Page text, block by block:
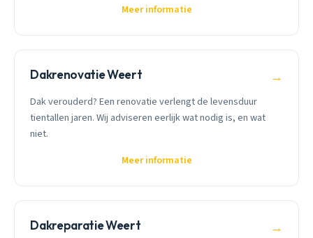
Meer informatie
Dakrenovatie Weert →
Dak verouderd? Een renovatie verlengt de levensduur
tientallen jaren. Wij adviseren eerlijk wat nodig is, en wat
niet.
Meer informatie
Dakreparatie Weert →